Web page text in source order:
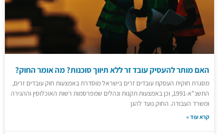
האם מותר להעסיק עובד זר ללא תיווך סוכנות? מה אומר החוק?
מסגרת חוקית העסקת עובדים זרים בישראל מוסדרת באמצעות חוק עובדים זרים,
התשנ"א-1991, וכן באמצעות תקנות ונהלים שמפרסמות רשות האוכלוסין וההגירה
ומשרד העבודה. החוק נועד להגן
קרא עוד »